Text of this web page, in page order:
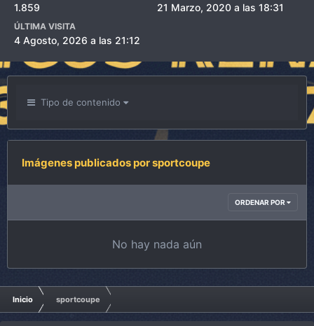
1.859 21 Marzo, 2020 a las 18:31
ÚLTIMA VISITA
4 Agosto, 2026 a las 21:12
Tipo de contenido
Imágenes publicados por sportcoupe
ORDENAR POR
No hay nada aún
Inicio sportcoupe